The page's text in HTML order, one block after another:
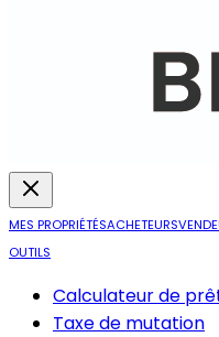
MES PROPRIÉTÉSACHETEURS
OUTILS
Calculateur de
Taxe de mutation